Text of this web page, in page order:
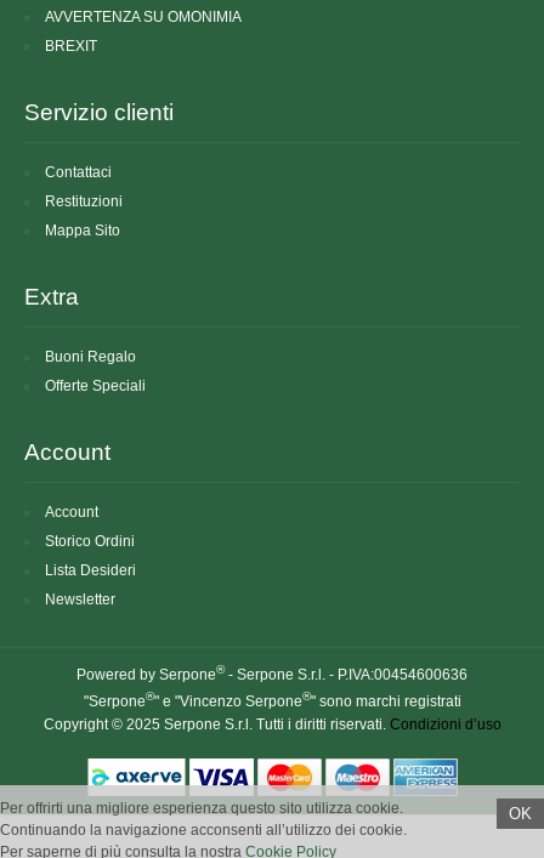
AVVERTENZA SU OMONIMIA
BREXIT
Servizio clienti
Contattaci
Restituzioni
Mappa Sito
Extra
Buoni Regalo
Offerte Speciali
Account
Account
Storico Ordini
Lista Desideri
Newsletter
Powered by Serpone®- Serpone S.r.l. - P.IVA:00454600636
"Serpone®" e "Vincenzo Serpone®" sono marchi registrati
Copyright © 2025 Serpone S.r.l. Tutti i diritti riservati. Condizioni d’uso
OK
Per offrirti una migliore esperienza questo sito utilizza cookie.
Continuando la navigazione acconsenti all’utilizzo dei cookie.
Per saperne di più consulta la nostra Cookie Policy